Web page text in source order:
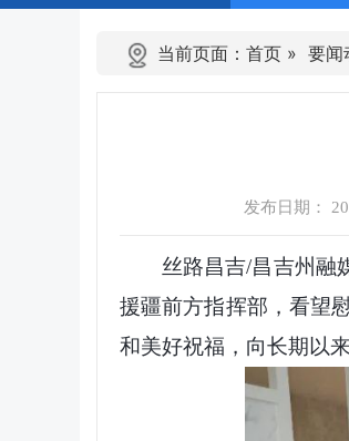
当前页面： 首页 » 要闻
发布日期：
丝路昌吉/昌吉州融
援疆前方指挥部，看望
和美好祝福，向长期以